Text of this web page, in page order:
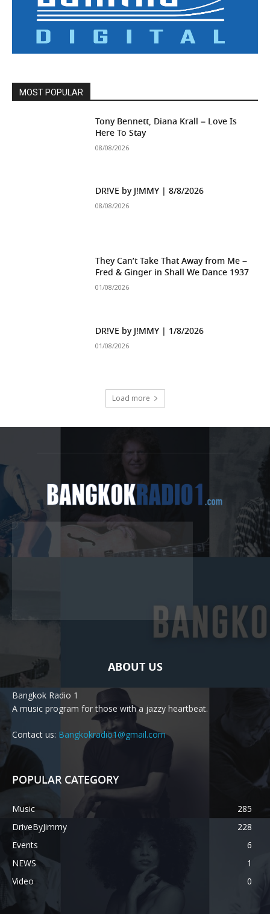
MOST POPULAR
Tony Bennett, Diana Krall – Love Is
Here To Stay
08/08/2026
DR!VE by J!MMY | 8/8/2026
08/08/2026
They Can’t Take That Away from Me –
Fred & Ginger in Shall We Dance 1937
01/08/2026
DR!VE by J!MMY | 1/8/2026
01/08/2026
Load more
ABOUT US
Bangkok Radio 1
A music program for those with a jazzy heartbeat.
Contact us:Bangkokradio1@gmail.com
POPULAR CATEGORY
Music
Events
6
NEWS
1
Video
0